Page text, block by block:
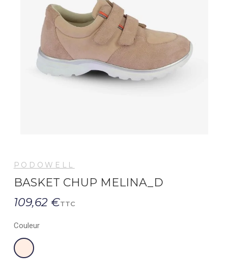
PODOWELL
BASKET CHUP MELINA_D
109,62 €TTC
Couleur
Poudre